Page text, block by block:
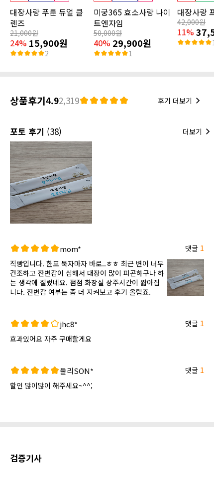
대장사랑 푸룬 듀얼 클
렌즈
21,000원
24% 15,900원
2
미궁365 효소사랑 나이
트엔자임
50,000원
40% 29,900원
1
대장사랑
42,000원
11%
상품후기4.92,319 후기 더보기
포토 후기 (38) 더보기
mom* 댓글 1
직빵입니다. 한포 묵자마자 바로..ㅎㅎ 최근 변이 너무
건조하고 잔변감이 심해서 대장이 많이 피곤하구나 하
는 생각에 질렀네요. 점점 화장실 상주시간이 짧아집
니다. 잔변감 여부는 좀 더 지켜보고 후기 올립죠.
jhc8* 댓글 1
효과있어요 자주 구매할게요
둘리SON* 댓글 1
할인 많이많이 해주세요~^^;
검증기사